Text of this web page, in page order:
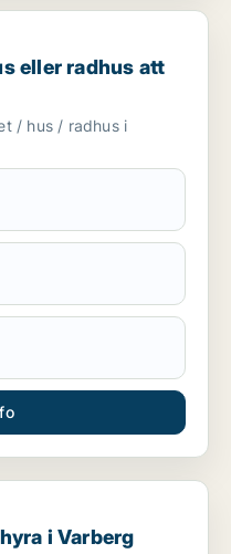
att hyra i Varberg
eller radhus att
/ hus / radhus i
i Varberg